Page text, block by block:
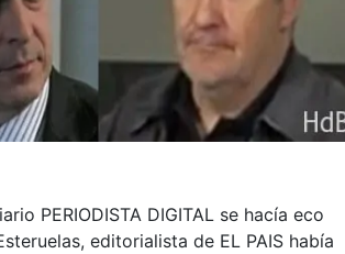
PERIODISTA DIGITAL se hacía eco
editorialista de EL PAIS había